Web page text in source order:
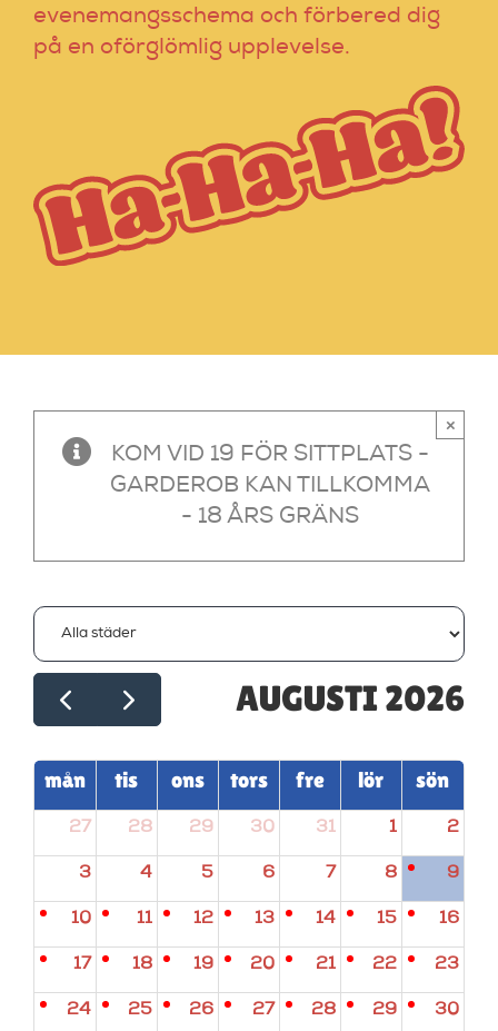
evenemangsschema och förbered dig
på en oförglömlig upplevelse.
KOM VID 19 FÖR SITTPLATS -
GARDEROB KAN TILLKOMMA
- 18 ÅRS GRÄNS
×
AUGUSTI 2026
mån tis ons tors fre lör sön
27 28 29 30 31 1 2
3 4 5 6 7 8 9
10 11 12 13 14 15 16
17 18 19 20 21 22 23
24 25 26 27 28 29 30